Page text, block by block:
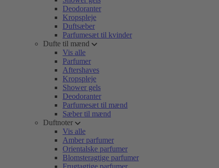
Deodoranter
Kropspleje
Duftsæber
Parfumesæt til kvinder
Dufte til mænd
Vis alle
Parfumer
Aftershaves
Kropspleje
Shower gels
Deodoranter
Parfumesæt til mænd
Sæber til mænd
Duftnoter
Vis alle
Amber parfumer
Orientalske parfumer
Blomsteragtige parfumer
Frugtagtige parfumer